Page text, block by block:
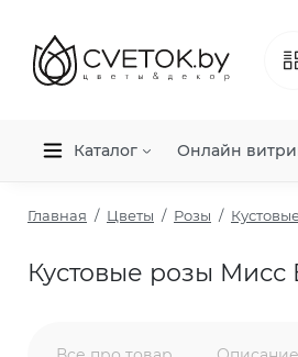
Каталог Онлайн
Главная Цветы Розы
Кустовые розы Мисс